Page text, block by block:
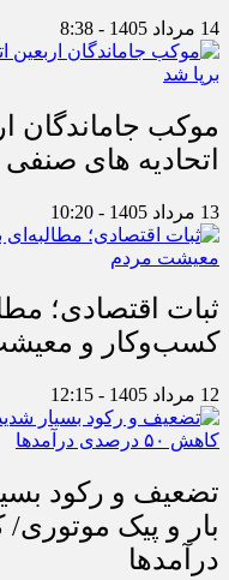
14 مرداد 1405 - 8:38
موکب جاماندگان
اتحادیه های
13 مرداد 1405 - 10:20
ثبات اقتصادی؛
کسب‌وکار و
12 مرداد 1405 - 12:15
تضعیف و رکود
درآمدها